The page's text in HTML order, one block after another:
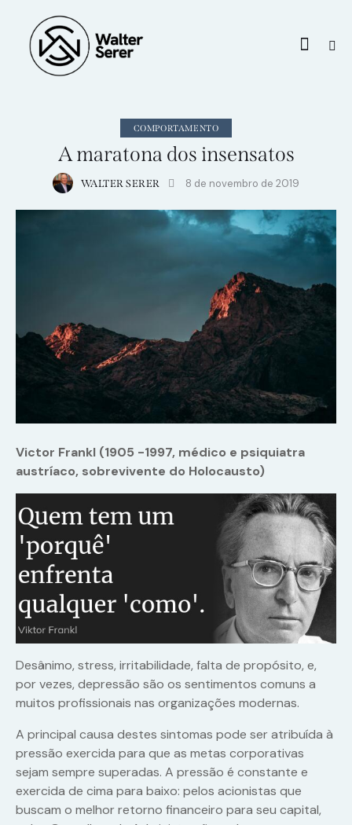
COMPORTAMENTO
A maratona dos insensatos
WALTER SERER 8 de novembro de 2019
Victor Frankl (1905 -1997, médico e psiquiatra
austríaco, sobrevivente do Holocausto)
Desânimo, stress, irritabilidade, falta de propósito, e,
por vezes, depressão são os sentimentos comuns a
muitos profissionais nas organizações modernas.
A principal causa destes sintomas pode ser atribuída à
pressão exercida para que as metas corporativas
sejam sempre superadas. A pressão é constante e
exercida de cima para baixo: pelos acionistas que
buscam o melhor retorno financeiro para seu capital,